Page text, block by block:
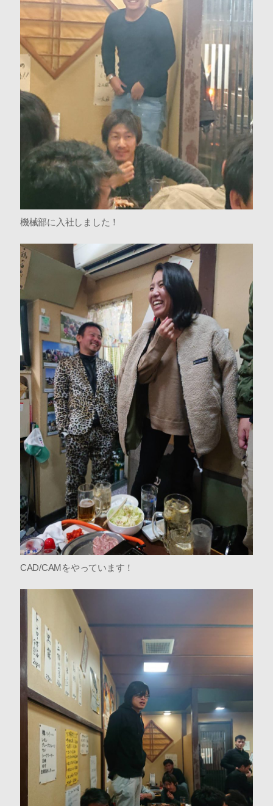
機械部に入社しました！
CAD/CAMをやっています！